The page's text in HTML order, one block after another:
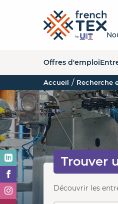
Offres d'emploi
Accueil Recherche
Trouver
Découvrir les